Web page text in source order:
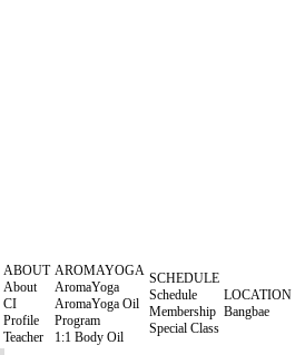
ABOUT
About
CI
Profile
Teacher
AROMAYOGA
AromaYoga
AromaYoga Oil
Program
1:1 Body Oil
SCHEDULE
Schedule
Membership
Special Class
LOCATION
Bangbae